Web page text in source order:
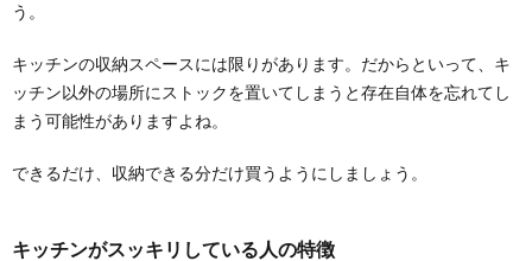
う。
キッチンの収納スペースには限りがあります。だからといって、キ
ッチン以外の場所にストックを置いてしまうと存在自体を忘れてし
まう可能性がありますよね。
できるだけ、収納できる分だけ買うようにしましょう。
キッチンがスッキリしている人の特徴